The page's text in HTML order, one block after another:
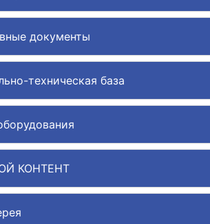
документы
техническая база
КОНТЕНТ